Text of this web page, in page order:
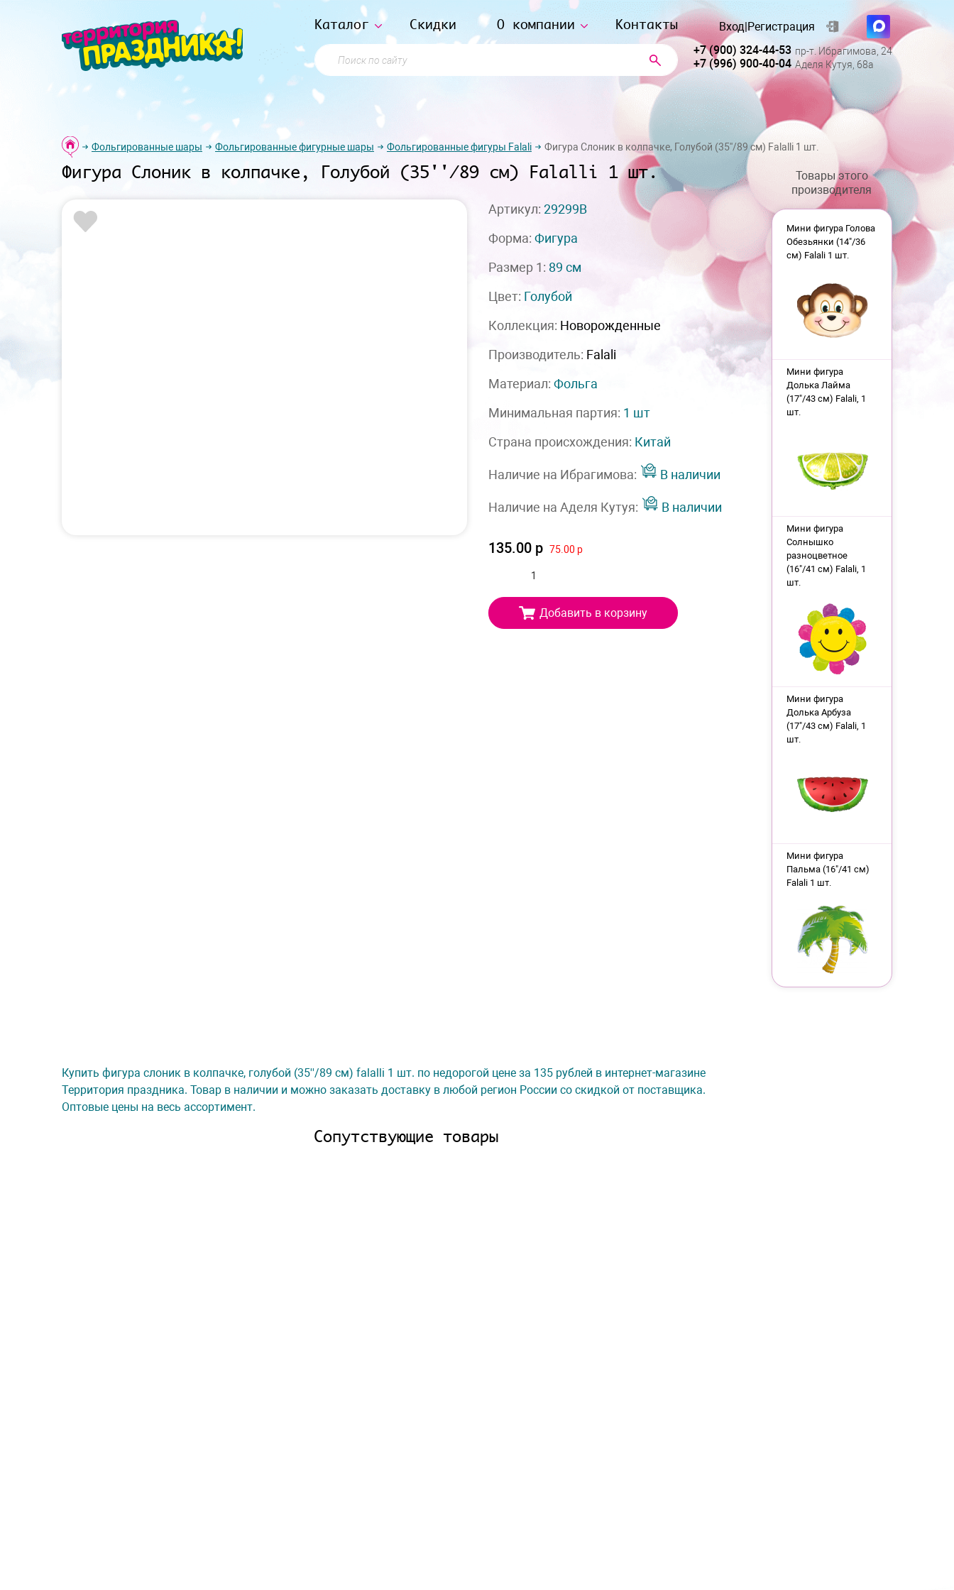
Каталог Скидки О компании Контакты
Поиск по сайту
Вход|Регистрация
+7 (900) 324-44-53 пр-т. Ибрагимова, 24
+7 (996) 900-40-04 Аделя Кутуя, 68а
Фольгированные шары Фольгированные фигурные шары Фольгированные фигуры Falali Фигура Слоник в колпачке, Голубой (35''/89 см) Falalli 1 шт.
Фигура Слоник в колпачке, Голубой (35''/89 см) Falalli 1 шт.
Артикул: 29299B
Форма: Фигура
Размер 1: 89 см
Цвет: Голубой
Коллекция: Новорожденные
Производитель: Falali
Материал: Фольга
Минимальная партия: 1 шт
Страна происхождения: Китай
Наличие на Ибрагимова: В наличии
Наличие на Аделя Кутуя: В наличии
135.00 р 75.00 р
Добавить в корзину
Купить фигура слоник в колпачке, голубой (35''/89 см) falalli 1 шт. по недорогой цене за 135 рублей в интернет-магазине
Территория праздника. Товар в наличии и можно заказать доставку в любой регион России со скидкой от поставщика.
Оптовые цены на весь ассортимент.
Сопутствующие товары
Товары этого
производителя
Мини фигура Голова
Обезьянки (14"/36
см) Falali 1 шт.
Мини фигура
Долька Лайма
(17"/43 см) Falali, 1
шт.
Мини фигура
Солнышко
разноцветное
(16"/41 см) Falali, 1
шт.
Мини фигура
Долька Арбуза
(17"/43 см) Falali, 1
шт.
Мини фигура
Пальма (16"/41 см)
Falali 1 шт.